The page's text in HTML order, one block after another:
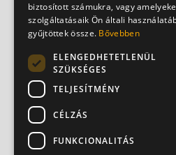
Depresszió:
gyakran szervi
háttérben...
biztosított számukra, vagy
szolgáltatásaik Ön általi
gyűjtöttek össze. Bővebben
ELENGEDHETETLENÜL
SZÜKSÉGES
TELJESÍTMÉNY
CÉLZÁS
FUNKCIONALITÁS